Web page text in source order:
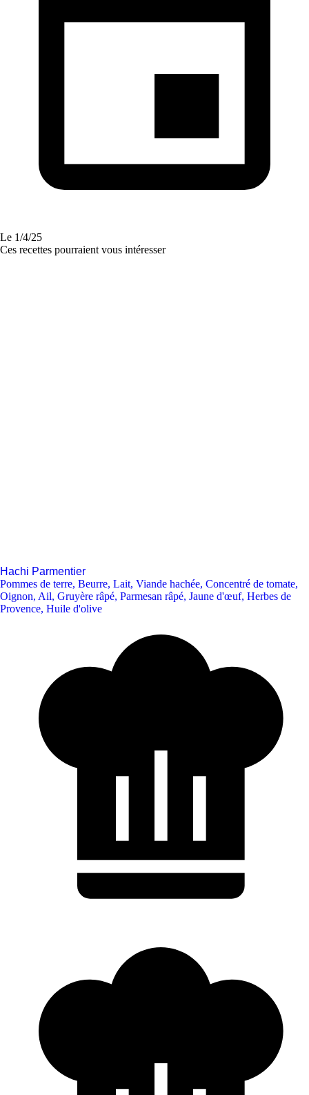
Le 1/4/25
Ces recettes pourraient vous intéresser
Hachi Parmentier
Pommes de terre, Beurre, Lait, Viande hachée, Concentré de tomate,
Oignon, Ail, Gruyère râpé, Parmesan râpé, Jaune d'œuf, Herbes de
Provence, Huile d'olive